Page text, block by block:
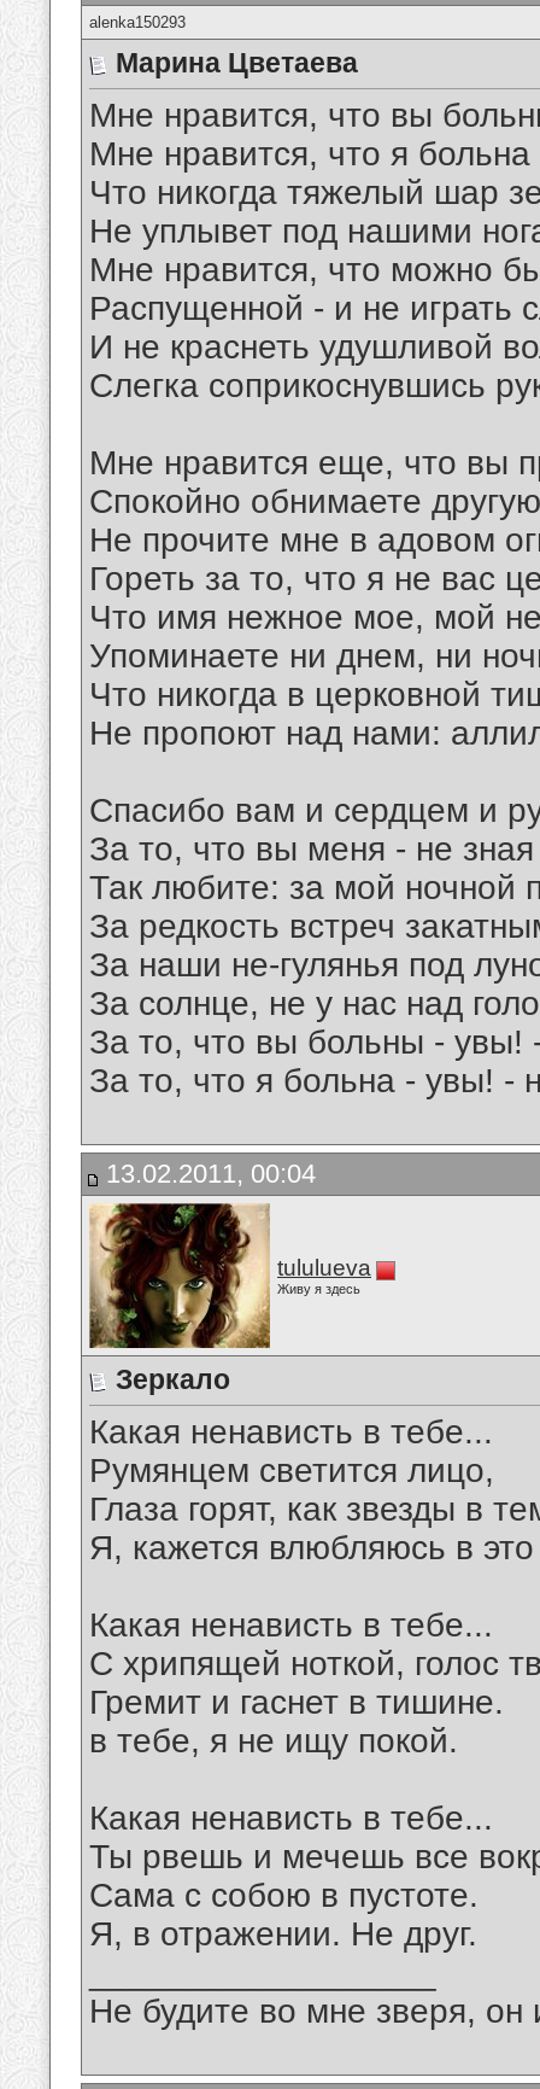
alenka150293
Марина Цветаева
Мне нравится, что вы
Мне нравится, что я
Что никогда тяжелый шар
Не уплывет под нашими
Мне нравится, что можно
Распущенной - и не играть
И не краснеть удушливой
Слегка соприкоснувшись
Мне нравится еще, что вы
Спокойно обнимаете
Не прочите мне в адовом
Гореть за то, что я не вас
Что имя нежное мое, мой
Упоминаете ни днем, ни
Что никогда в церковной
Не пропоют над нами:
Спасибо вам и сердцем и
За то, что вы меня - не
Так любите: за мой ночной
За редкость встреч
За наши не-гулянья под
За солнце, не у нас над
За то, что вы больны - увы!
За то, что я больна - увы! -
13.02.2011, 00:04
tululueva
Живу я здесь
Зеркало
Какая ненависть в тебе...
Румянцем светится лицо,
Глаза горят, как звезды в
Я, кажется влюбляюсь в
Какая ненависть в тебе...
С хрипящей ноткой, голос
Гремит и гаснет в тишине.
в тебе, я не ищу покой.
Какая ненависть в тебе...
Ты рвешь и мечешь все
Сама с собою в пустоте.
Я, в отражении. Не друг.
Не будите во мне зверя, он